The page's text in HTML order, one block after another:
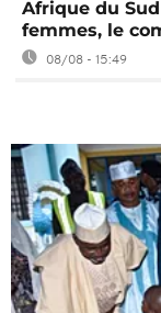
Afrique du
femmes, le
08/08 - 15:49